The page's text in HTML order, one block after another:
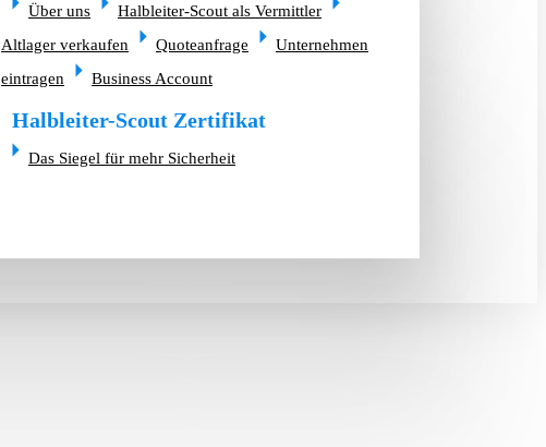
Über uns
Halbleiter-Scout als Vermittler
Altlager verkaufen
Quoteanfrage
Unternehmen
eintragen
Business Account
Halbleiter-Scout Zertifikat
Das Siegel für mehr Sicherheit